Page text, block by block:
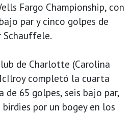
Fargo Championship, con
par y cinco golpes de
Schauffele.
de Charlotte (Carolina
completó la cuarta
65 golpes, seis bajo par,
por un bogey en los